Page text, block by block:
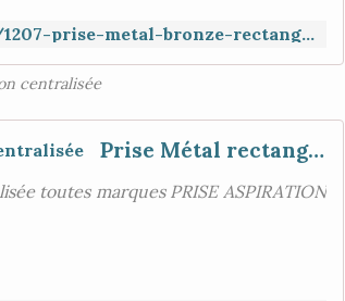
https://www.aspiration-web.fr/prise-rectangle/1207-prise-metal-bronze-rectangle-porte-pleine.html
centralisée
Prise Métal rectangle porte pleine , aspiration centralisée
toutes marques PRISE ASPIRATION